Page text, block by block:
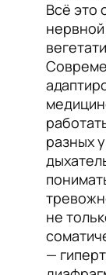
Всё это
разных
не
—